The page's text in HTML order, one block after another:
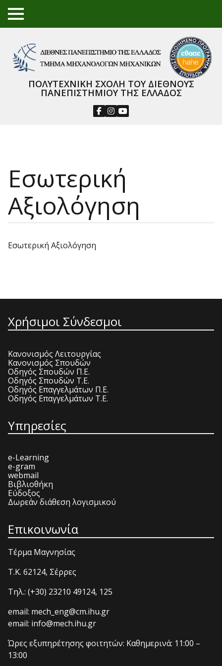
TO
GGL
NU
ΠΟΛΥΤΕΧΝΙΚΗ ΣΧΟΛΗ ΤΟΥ ΔΙΕΘΝΟΥΣ
ΠΑΝΕΠΙΣΤΗΜΙΟΥ ΤΗΣ ΕΛΛΑΔΟΣ
Εσωτερική
Αξιολόγηση
Εσωτερική Αξιολόγηση
Χρήσιμοι Σύνδεσμοι
Κανονισμός Λειτουργίας
Κανονισμός Σπουδών
Οδηγός Σπουδών Π.Ε.
Οδηγός Σπουδών Τ.Ε.
Οδηγός Επαγγελμάτων Π.Ε.
Οδηγός Επαγγελμάτων Τ.Ε.
Υπηρεσίες
e-Learning
e-gram
webmail
Βιβλιοθήκη
Εύδοξος
Δωρεάν διάθεση λογισμικού
Επικοινωνία
Τέρμα Μαγνησίας
T.K. 62124, Σέρρες
Τηλ.: (+30) 23210 49124, 125
email: mech_eng@cm.ihu.gr
email: info@mech.ihu.gr
Ώρες εξυπηρέτησης φοιτητών: Καθημερινά: 11:00 –
13:00